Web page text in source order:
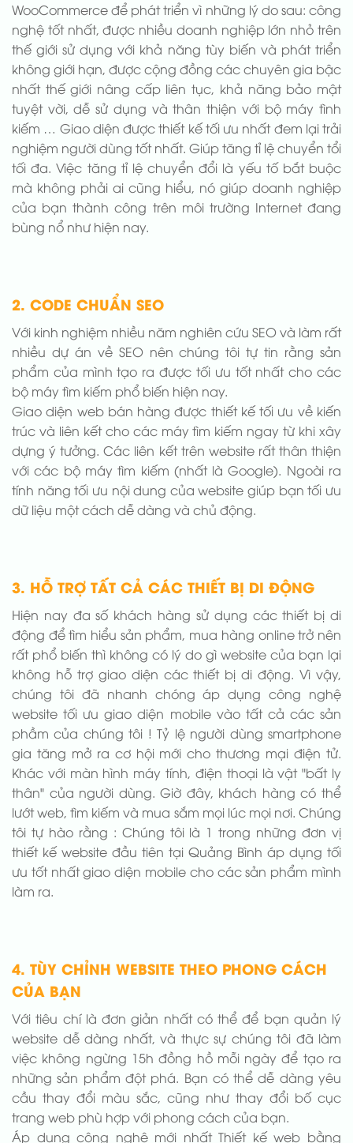
WooCommerce để phát triển vì những lý do sau: công
nghệ tốt nhất, được nhiều doanh nghiệp lớn nhỏ trên
thế giới sử dụng với khả năng tùy biến và phát triển
không giới hạn, được cộng đồng các chuyên gia bậc
nhất thế giới nâng cấp liên tục, khả năng bảo mật
tuyệt vời, dễ sử dụng và thân thiện với bộ máy tình
kiếm … Giao diện được thiết kế tối ưu nhất đem lại trải
nghiệm người dùng tốt nhất. Giúp tăng tỉ lệ chuyển tổi
tối đa. Việc tăng tỉ lệ chuyển đổi là yếu tố bắt buộc
mà không phải ai cũng hiểu, nó giúp doanh nghiệp
của bạn thành công trên môi trường Internet đang
bùng nổ như hiện nay.
2. CODE CHUẨN SEO
Với kinh nghiệm nhiều năm nghiên cứu SEO và làm rất
nhiều dự án về SEO nên chúng tôi tự tin rằng sản
phẩm của mình tạo ra được tối ưu tốt nhất cho các
bộ máy tìm kiếm phổ biến hiện nay.
Giao diện web bán hàng được thiết kế tối ưu về kiến
trúc và liên kết cho các máy tìm kiếm ngay từ khi xây
dựng ý tưởng. Các liên kết trên website rất thân thiện
với các bộ máy tìm kiếm (nhất là Google). Ngoài ra
tính năng tối ưu nội dung của website giúp bạn tối ưu
dữ liệu một cách dễ dàng và chủ động.
3. HỖ TRỢ TẤT CẢ CÁC THIẾT BỊ DI ĐỘNG
Hiện nay đa số khách hàng sử dụng các thiết bị di
động để tìm hiểu sản phẩm, mua hàng online trở nên
rất phổ biến thì không có lý do gì website của bạn lại
không hỗ trợ giao diện các thiết bị di động. Vì vậy,
chúng tôi đã nhanh chóng áp dụng công nghệ
website tối ưu giao diện mobile vào tất cả các sản
phầm của chúng tôi ! Tỷ lệ người dùng smartphone
gia tăng mở ra cơ hội mới cho thương mại điện tử.
Khác với màn hình máy tính, điện thoại là vật "bất ly
thân" của người dùng. Giờ đây, khách hàng có thể
lướt web, tìm kiếm và mua sắm mọi lúc mọi nơi. Chúng
tôi tự hào rằng : Chúng tôi là 1 trong những đơn vị
thiết kế website đầu tiên tại Quảng Bình áp dụng tối
ưu tốt nhất giao diện mobile cho các sản phẩm mình
làm ra.
4. TÙY CHỈNH WEBSITE THEO PHONG CÁCH
CỦA BẠN
Với tiêu chí là đơn giản nhất có thể để bạn quản lý
website dễ dàng nhất, và thực sự chúng tôi đã làm
việc không ngừng 15h đồng hồ mỗi ngày để tạo ra
những sản phẩm đột phá. Bạn có thể dễ dàng yêu
cầu thay đổi màu sắc, cũng như thay đổi bố cục
trang web phù hợp với phong cách của bạn.
Áp dụng công nghệ mới nhất Thiết kế web bằng